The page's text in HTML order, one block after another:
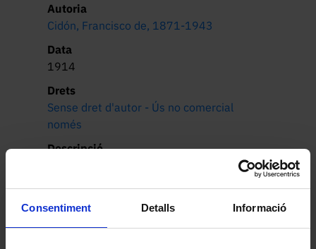
Consentiment Detalls Informació
Autoria
Cidón, Francisco de, 1871-1943
Data
1914
Drets
Sense dret d'autor - Ús no comercial
només
Descripció
toga negra acadèmica, medalla doctoral i
els punys de màniga daurats, el color de